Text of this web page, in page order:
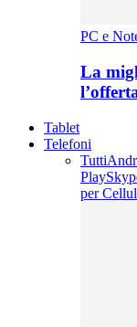
PC e
La
Tablet
Telefoni
Tutti
Play
per